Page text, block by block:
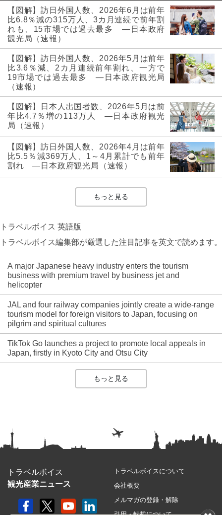
【図解】訪日外国人数、2026年6月は前年
比6.8％減の315万人、3カ月連続で前年割
れも、15市場では過去最多 ―日本政府
観光局（速報）
【図解】訪日外国人数、2026年5月は前年
比3.6％減、2カ月連続前年割れ、一方で
19市場では過去最多 ―日本政府観光局
（速報）
【図解】日本人出国者数、2026年5月は前
年比4.7％増の113万人 ―日本政府観光
局（速報）
【図解】訪日外国人数、2026年4月は前年
比5.5％減369万人、1～4月累計でも前年
割れ ―日本政府観光局（速報）
もっと見る
トラベルボイス 英語版
トラベルボイス編集部が厳選した注目記事を英文で読めます。
A major Japanese heavy industry enters the tourism
business with premium travel by business jet and
helicopter
JAL and four railway companies jointly create a wide-range
tourism model for foreign visitors to Japan, focusing on
pilgrim and spiritual cultures
TikTok Go launches a project to promote local appeals in
Japan, firstly in Kyoto City and Otsu City
もっと見る
トラベルボイス
観光産業ニュース
トラベルボイスについて
会社概要
メルマガの登録・解除